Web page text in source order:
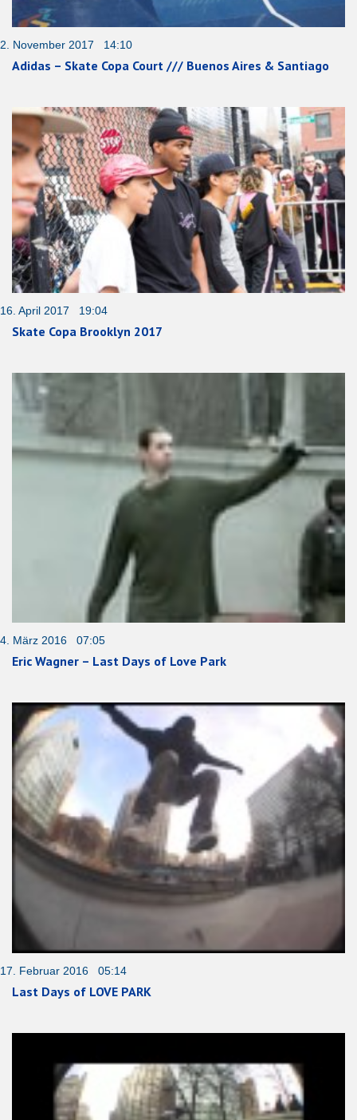
2. November 2017 14:10
Adidas – Skate Copa Court /// Buenos Aires & Santiago
16. April 2017 19:04
Skate Copa Brooklyn 2017
4. März 2016 07:05
Eric Wagner – Last Days of Love Park
17. Februar 2016 05:14
Last Days of LOVE PARK